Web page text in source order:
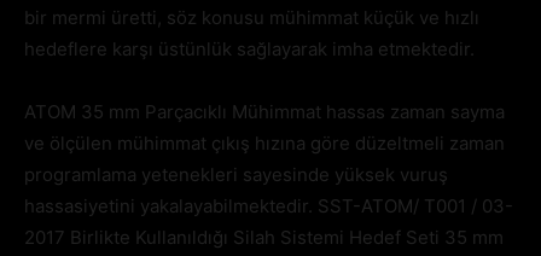
bir mermi üretti, söz konusu mühimmat küçük ve hızlı
hedeflere karşı üstünlük sağlayarak imha etmektedir.
ATOM 35 mm Parçacıklı Mühimmat hassas zaman sayma
ve ölçülen mühimmat çıkış hızına göre düzeltmeli zaman
programlama yetenekleri sayesinde yüksek vuruş
hassasiyetini yakalayabilmektedir. SST-ATOM/ T001 / 03-
2017 Birlikte Kullanıldığı Silah Sistemi Hedef Seti 35 mm